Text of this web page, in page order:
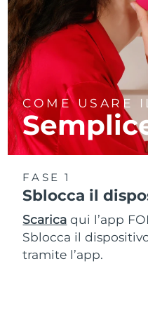
COME USARE
FASE 1
Sblocca il
Scarica qui l’app
Sblocca il
tramite l’app.